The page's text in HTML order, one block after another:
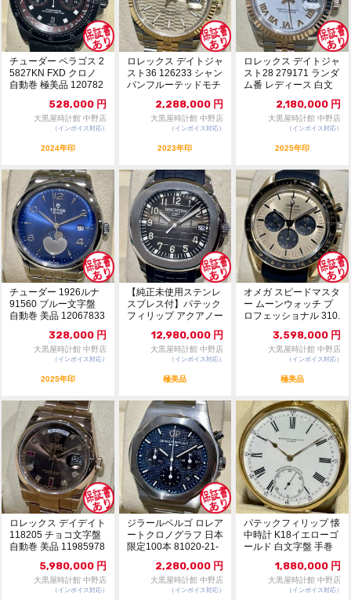
チューダー ペラゴス 2
5827KN FXD クロノ
自動巻 極美品 120782
528,000 円
大黒屋時計館 中野店
（インボイス対応）
2024年印
ロレックス デイトジャ
スト36 126233 シャン
パンフルーテッドモチ
2,288,000 円
大黒屋時計館 中野店
（インボイス対応）
2023年印
ロレックス デイトジャ
スト28 279171 ランダ
ム番 レディース 白文
2,180,000 円
大黒屋時計館 中野店
（インボイス対応）
2025年印
チューダー 1926ルナ
91560 ブルー文字盤
自動巻 美品 12067833
328,000 円
大黒屋時計館 中野店
（インボイス対応）
2025年印
【純正未使用ステンレ
スブレス付】パテック
フィリップ アクアノー
12,980,000 円
大黒屋時計館 中野店
（インボイス対応）
極美品
オメガ スピードマスタ
ー ムーンウォッチ プ
ロフェッショナル 310.
3,598,000 円
大黒屋時計館 中野店
（インボイス対応）
極美品
ロレックス デイデイト
118205 チョコ文字盤
自動巻 美品 11985978
5,980,000 円
大黒屋時計館 中野店
（インボイス対応）
ジラールペルゴ ロレア
ートクロノグラフ 日本
限定100本 81020-21-
2,280,000 円
大黒屋時計館 中野店
（インボイス対応）
パテックフィリップ 懐
中時計 K18イエローゴ
ールド 白文字盤 手巻
1,880,000 円
大黒屋時計館 中野店
（インボイス対応）